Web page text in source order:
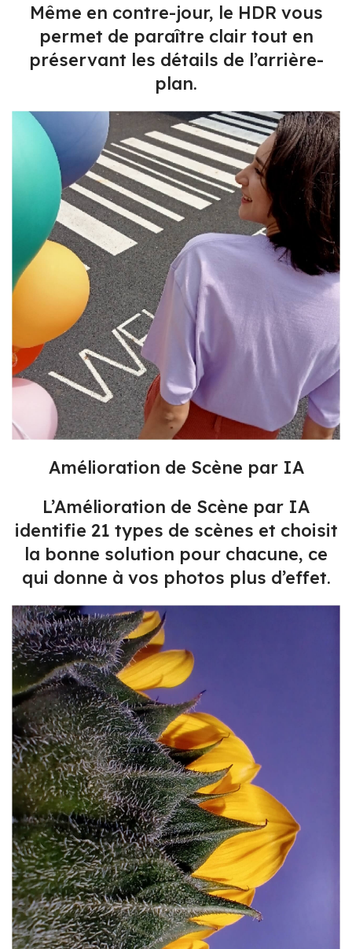
Même en contre-jour, le HDR vous
permet de paraître clair tout en
préservant les détails de l’arrière-
plan.
Amélioration de Scène par IA
L’Amélioration de Scène par IA
identifie 21 types de scènes et choisit
la bonne solution pour chacune, ce
qui donne à vos photos plus d’effet.